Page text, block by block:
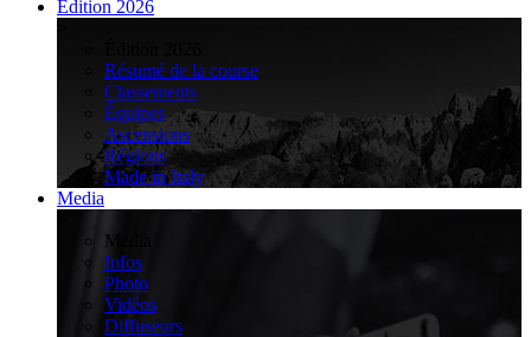
Édition 2026
Résumé de la course
Classements
Équipes
Ascensions
Régions
Made in Italy
Media
Media
Infos
Photo
Vidéos
Diffuseurs